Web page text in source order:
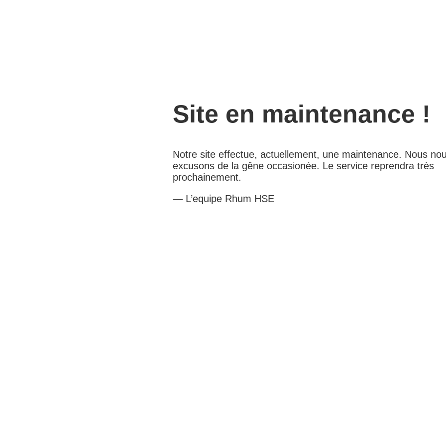
Site en maintenance !
Notre site effectue, actuellement, une maintenance. Nous
excusons de la gêne occasionée. Le service reprendra très
prochainement.
— L’equipe Rhum HSE